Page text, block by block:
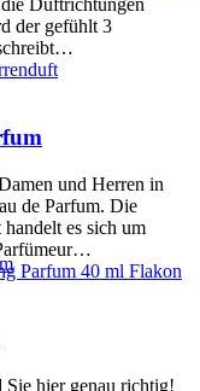
der gefühlt 3
und Herren in
de Parfum. Die
es sich um
hier genau richtig!